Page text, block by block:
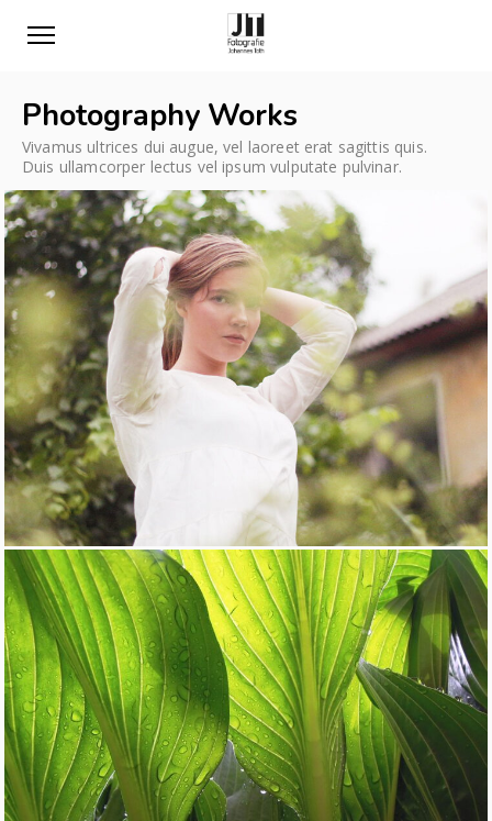
Photography Works
Vivamus ultrices dui augue, vel laoreet erat sagittis quis.
Duis ullamcorper lectus vel ipsum vulputate pulvinar.